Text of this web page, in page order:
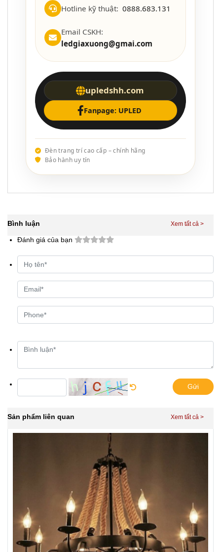
Hotline kỹ thuật: 0888.683.131
Email CSKH:
ledgiaxuong@gmai.com
upledshh.com
Fanpage: UPLED
Đèn trang trí cao cấp – chính hãng
Bảo hành uy tín
Bình luận
Đánh giá của bạn
Gửi
Sản phẩm liên quan